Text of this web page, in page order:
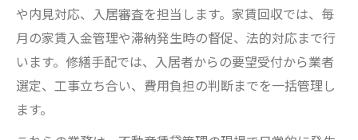
や内見対応、入居審査を担当します。家賃回収では、毎
月の家賃入金管理や滞納発生時の督促、法的対応まで行
います。修繕手配では、入居者からの要望受付から業者
選定、工事立ち合い、費用負担の判断までを一括管理し
ます。